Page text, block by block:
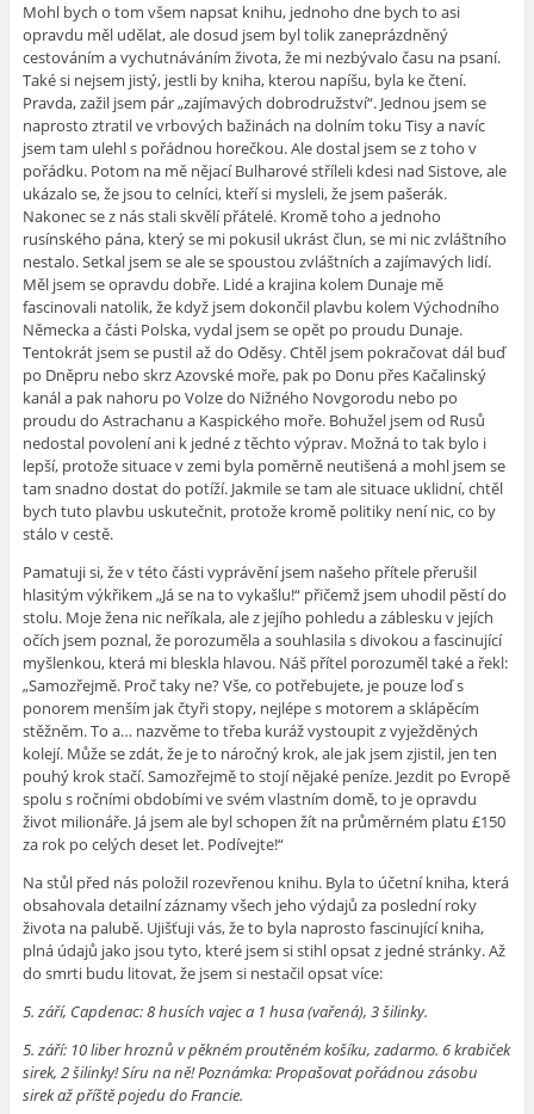
Mohl bych o tom všem napsat knihu, jednoho dne bych to asi
opravdu měl udělat, ale dosud jsem byl tolik zaneprázdněný
cestováním a vychutnáváním života, že mi nezbývalo času na psaní.
Také si nejsem jistý, jestli by kniha, kterou napíšu, byla ke čtení.
Pravda, zažil jsem pár „zajímavých dobrodružství“. Jednou jsem se
naprosto ztratil ve vrbových bažinách na dolním toku Tisy a navíc
jsem tam ulehl s pořádnou horečkou. Ale dostal jsem se z toho v
pořádku. Potom na mě nějací Bulharové stříleli kdesi nad Sistove, ale
ukázalo se, že jsou to celníci, kteří si mysleli, že jsem pašerák.
Nakonec se z nás stali skvělí přátelé. Kromě toho a jednoho
rusínského pána, který se mi pokusil ukrást člun, se mi nic zvláštního
nestalo. Setkal jsem se ale se spoustou zvláštních a zajímavých lidí.
Měl jsem se opravdu dobře. Lidé a krajina kolem Dunaje mě
fascinovali natolik, že když jsem dokončil plavbu kolem Východního
Německa a části Polska, vydal jsem se opět po proudu Dunaje.
Tentokrát jsem se pustil až do Oděsy. Chtěl jsem pokračovat dál buď
po Dněpru nebo skrz Azovské moře, pak po Donu přes Kačalinský
kanál a pak nahoru po Volze do Nižného Novgorodu nebo po
proudu do Astrachanu a Kaspického moře. Bohužel jsem od Rusů
nedostal povolení ani k jedné z těchto výprav. Možná to tak bylo i
lepší, protože situace v zemi byla poměrně neutišená a mohl jsem se
tam snadno dostat do potíží. Jakmile se tam ale situace uklidní, chtěl
bych tuto plavbu uskutečnit, protože kromě politiky není nic, co by
stálo v cestě.
Pamatuji si, že v této části vyprávění jsem našeho přítele přerušil
hlasitým výkřikem „Já se na to vykašlu!“ přičemž jsem uhodil pěstí do
stolu. Moje žena nic neříkala, ale z jejího pohledu a záblesku v jejích
očích jsem poznal, že porozuměla a souhlasila s divokou a fascinující
myšlenkou, která mi bleskla hlavou. Náš přítel porozuměl také a řekl:
„Samozřejmě. Proč taky ne? Vše, co potřebujete, je pouze loď s
ponorem menším jak čtyři stopy, nejlépe s motorem a sklápěcím
stěžněm. To a… nazvěme to třeba kuráž vystoupit z vyježděných
kolejí. Může se zdát, že je to náročný krok, ale jak jsem zjistil, jen ten
pouhý krok stačí. Samozřejmě to stojí nějaké peníze. Jezdit po Evropě
spolu s ročními obdobími ve svém vlastním domě, to je opravdu
život milionáře. Já jsem ale byl schopen žít na průměrném platu £150
za rok po celých deset let. Podívejte!“
Na stůl před nás položil rozevřenou knihu. Byla to účetní kniha, která
obsahovala detailní záznamy všech jeho výdajů za poslední roky
života na palubě. Ujišťuji vás, že to byla naprosto fascinující kniha,
plná údajů jako jsou tyto, které jsem si stihl opsat z jedné stránky. Až
do smrti budu litovat, že jsem si nestačil opsat více:
5. září, Capdenac: 8 husích vajec a 1 husa (vařená), 3 šilinky.
5. září: 10 liber hroznů v pěkném proutěném košíku, zadarmo. 6 krabiček
sirek, 2 šilinky! Síru na ně! Poznámka: Propašovat pořádnou zásobu
sirek až příště pojedu do Francie.